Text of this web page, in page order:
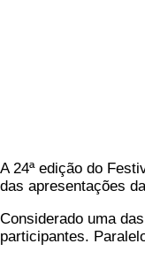
A 24ª edição do
das apresentações
Considerado uma
participantes.